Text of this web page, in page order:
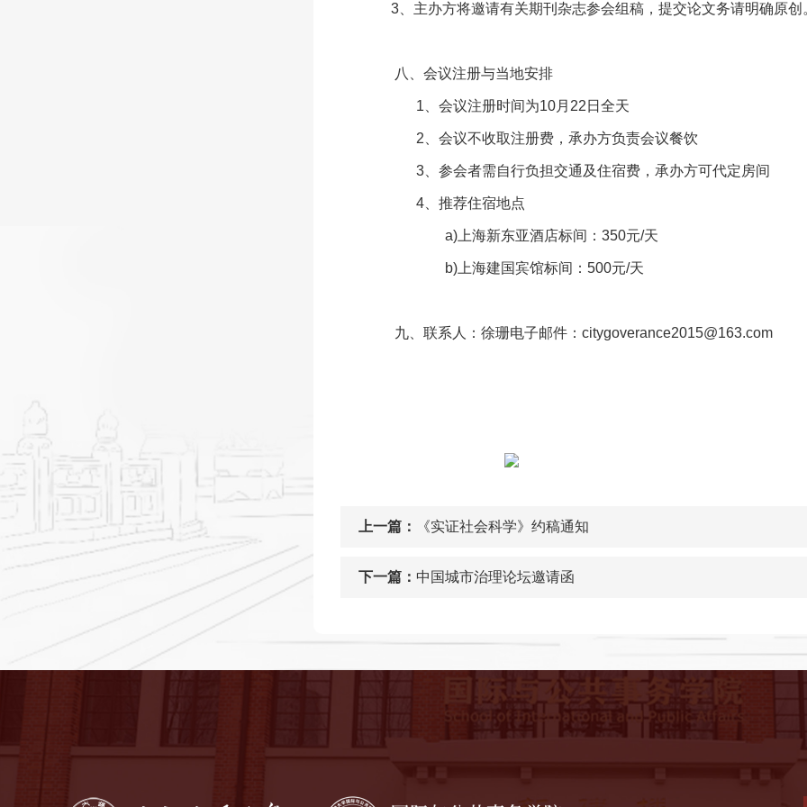
3、主办方将邀请有关期刊杂志参会组稿，提交论文务请明确原创
八、会议注册与当地安排
1、会议注册时间为10月22日全天
2、会议不收取注册费，承办方负责会议餐饮
3、参会者需自行负担交通及住宿费，承办方可代定房间
4、推荐住宿地点
a)上海新东亚酒店标间：350元/天
b)上海建国宾馆标间：500元/天
九、联系人：徐珊电子邮件： citygoverance2015@163.com
上一篇： 《实证社会科学》约稿通知
下一篇： 中国城市治理论坛邀请函